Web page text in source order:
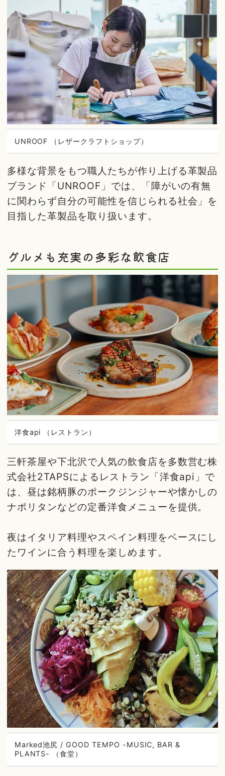
UNROOF （レザークラフトショップ）
多様な背景をもつ職人たちが作り上げる革製品
ブランド「UNROOF」では、「障がいの有無
に関わらず自分の可能性を信じられる社会」を
目指した革製品を取り扱います。
グルメも充実の多彩な飲食店
洋食api （レストラン）
三軒茶屋や下北沢で人気の飲食店を多数営む株
式会社2TAPSによるレストラン「洋食api」で
は、昼は銘柄豚のポークジンジャーや懐かしの
ナポリタンなどの定番洋食メニューを提供。
夜はイタリア料理やスペイン料理をベースにし
たワインに合う料理を楽しめます。
Marked池尻 / GOOD TEMPO -MUSIC, BAR &
PLANTS- （食堂）